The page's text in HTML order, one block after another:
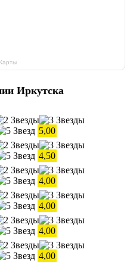
Иркутска
5,00
4,50
4,00
4,00
4,00
4,00